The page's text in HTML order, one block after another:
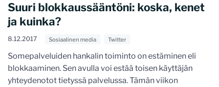
Suuri blokkaussääntöni: koska, kenet
ja kuinka?
8.12.2017 Sosiaalinen media Twitter
Somepalveluiden hankalin toiminto on estäminen eli
blokkaaminen. Sen avulla voi estää toisen käyttäjän
yhteydenotot tietyssä palvelussa. Tämän viikon